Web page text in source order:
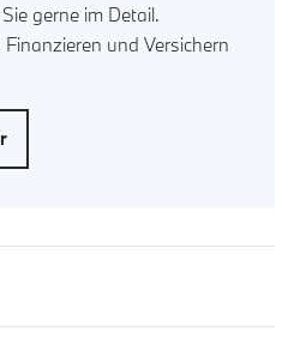
gerne im Detail.
und Versichern